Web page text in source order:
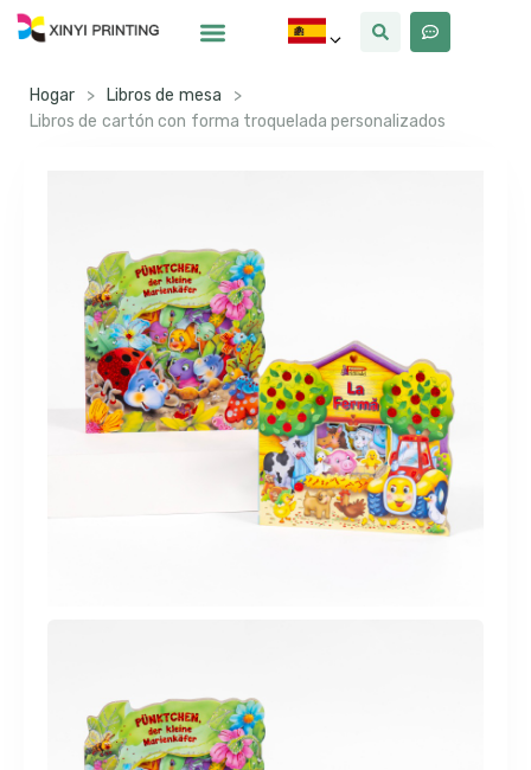
Hogar > Libros de mesa
>
Libros de cartón con forma troquelada personalizados